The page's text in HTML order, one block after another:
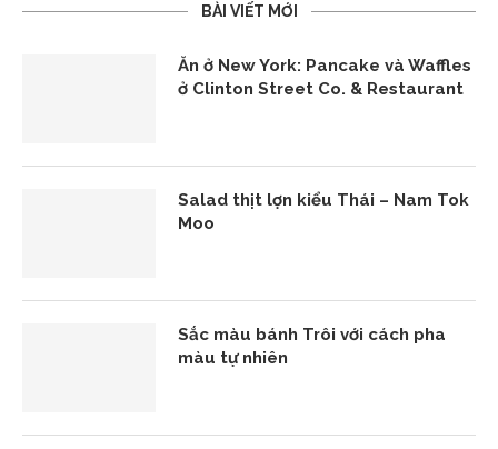
BÀI VIẾT MỚI
Ăn ở New York: Pancake và Waffles
ở Clinton Street Co. & Restaurant
Salad thịt lợn kiểu Thái – Nam Tok
Moo
Sắc màu bánh Trôi với cách pha
màu tự nhiên